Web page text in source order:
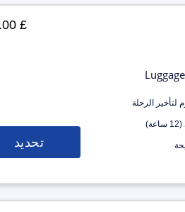
لتأخير الرحلة
£ 182.00
تحديد